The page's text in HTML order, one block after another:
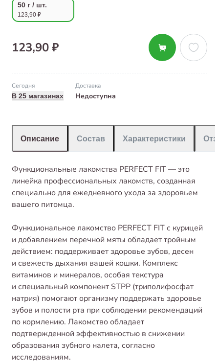
50 г / шт.
123,90 ₽
123,90 ₽
Сегодня
В 25 магазинах
Доставка
Недоступна
Описание Состав Характеристики
Функциональные лакомства PERFECT FIT — это
линейка профессиональных лакомств, созданная
специально для ежедневного ухода за здоровьем
вашего питомца.
Функциональное лакомство PERFECT FIT с курицей
и добавлением перечной мяты обладает тройным
действием: поддерживает здоровье зубов, десен
и свежесть дыхания вашей кошки. Комплекс
витаминов и минералов, особая текстура
и специальный компонент STPP (триполифосфат
натрия) помогают организму поддержать здоровье
зубов и полости рта при соблюдении рекомендаций
по кормлению. Лакомство обладает
подтвержденной эффективностью в снижении
образования зубного налета, согласно
исследованиям.